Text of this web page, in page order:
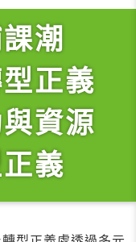
課潮
正義
資源
義